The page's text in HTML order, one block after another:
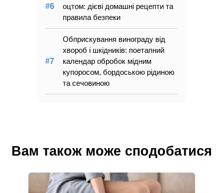
оцтом: дієві домашні рецепти та
правила безпеки
Обприскування винограду від
хвороб і шкідників: поетапний
календар обробок мідним
купоросом, бордоською рідиною
та сечовиною
Вам також може сподобатися